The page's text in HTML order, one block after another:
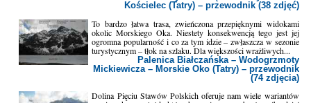
Kościelec (Tatry) – przewodnik (38 zdjęć)
To bardzo łatwa trasa, zwieńczona przepięknymi widokami
okolic Morskiego Oka. Niestety konsekwencją tego jest jej
ogromna popularność i co za tym idzie – zwłaszcza w sezonie
turystycznym – tłok na szlaku. Dla większości wrażliwych...
Palenica Białczańska – Wodogrzmoty
Mickiewicza – Morskie Oko (Tatry) – przewodnik
(74 zdjęcia)
Dolina Pięciu Stawów Polskich oferuje nam wiele wariantów